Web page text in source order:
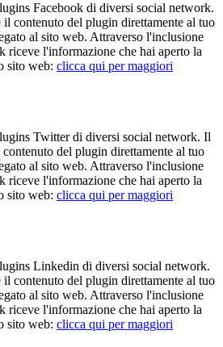
Facebook di diversi social network.
contenuto del plugin direttamente al tuo
al sito web. Attraverso l'inclusione
riceve l'informazione che hai aperto la
sito web: clicca qui per maggiori
Twitter di diversi social network. Il
del plugin direttamente al tuo
al sito web. Attraverso l'inclusione
riceve l'informazione che hai aperto la
sito web: clicca qui per maggiori
Linkedin di diversi social network.
contenuto del plugin direttamente al tuo
al sito web. Attraverso l'inclusione
riceve l'informazione che hai aperto la
sito web: clicca qui per maggiori